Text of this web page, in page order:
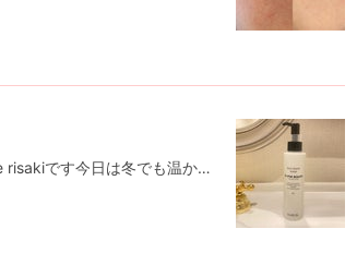
こんにちは♡シミしわ肌質改善salon de risakiです今日は冬でも温かい日でしたね☺️クレンジングに続き、今回のお薦めは洗顔フォーム♡この洗顔フォームも界面活性剤不使用でしっかり泡立て優しく包み込むように泡をお肌の上を転がします。クレンジングと洗顔だけでもお肌がかなり変わりますよ♪お肌の赤みがある方や、乾燥に悩む方、肌トラブルが続く方、そして毛穴の開きが気になる方にもオススメです✨なぜならお肌のバリア機能がアップします♡私も昨年までは鼻の横の毛穴の開きがなんとなく気になってましたが見事になくなりました👍気になる方は公式LINE(@995lvqeg)またはホットペパーからご予約ください🩷サロン ド リサキ(salon de risaki)｜ホットペッパービューティー【ホットペッパービューティー】サロン ド リサキ(salon de risaki)のサロン情報。サロンの内外装、お得なクーポン、ブログ、口コミ、住所、電話番号など知りたい情報満載です。ホットペッパービューティーの24時間いつでもOKなネット予約を活用しよう！beauty.hotpepper.jp𖧷 salon de risaki 𖧷⁡完全個室、完全予約制⁡営業時間 10:00〜18:00⁡【お支払い方法】✳︎都度払い可能✳︎お客様に合わせたプランも考えます⁡✽現金支払い可✽カード支払い可(1万円以上)✽paypay使用可能になりました✽振込み(カウンセリング後に商品購入の方)⁡𖠿住所 名古屋市西区名駅２丁目34-17 セントラル名古屋912(目の前にルーセントタワーがあり、道挟んだ向えのビルに入っております)𖠋最寄り駅名古屋駅 高島屋から徒歩5分⁡✎公式LINE @995lvqeg(LINEより@マークつけて検索してください)⁡𓆐HP http://www.salon-de-risaki.com👗お1人専用サロンですので、他のお客様と重なることのないようにご予約お取りしております。悩みが深い方でも安心して、お話できます♪